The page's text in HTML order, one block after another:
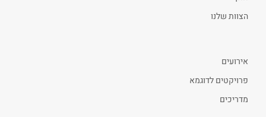
הצוות שלנו
אירועים
פרויקטים לדוגמא
מדריכים